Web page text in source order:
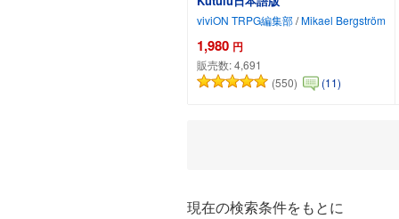
viviON TRPG編集部/Mikael Bergström
1,980 円
販売数:4,691
(550)
(11)
カートに追加
現在の検索条件をもとに